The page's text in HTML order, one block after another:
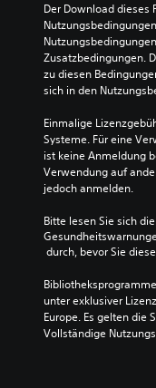
Der Download dieses
Zusatzbedingungen.
zu diesen
sich in den
Einmalige
Systeme. Für eine
ist keine Anmeldung
Verwendung auf
jedoch anmelden.
Bitte lesen Sie sich
durch, bevor Sie
unter exklusiver
Europe. Es gelten die
Vollständige